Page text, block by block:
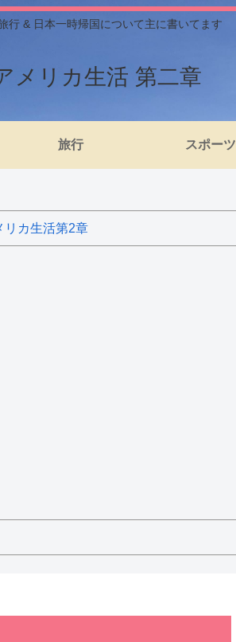
行 & 日本一時帰国について主に書いてます
メリカ生活 第二章
旅行 スポーツ
リカ生活第2章